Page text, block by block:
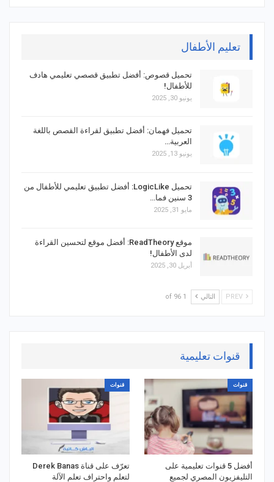
تعليم الأطفال
تحميل قصوص: أفضل تطبيق قصصي تعليمي هادف
للأطفال!
يونيو 30, 2025
تحميل فهمان: أفضل تطبيق لقراءة القصص باللغة
العربية…
يونيو 13, 2025
تحميل LogicLike: أفضل تطبيق تعليمي للأطفال من
3 سنين فما…
مايو 31, 2025
موقع ReadTheory: أفضل موقع لتحسين القراءة
لدى الأطفال!
أبريل 30, 2025
التالي 1 of 96
قنوات تعليمية
قنوات
أفضل 5 قنوات تعليمية على
التليفزيون المصري لجميع
قنوات
تعرّف على قناة Derek Banas
لتعلم واحتراف تعلم الآلة